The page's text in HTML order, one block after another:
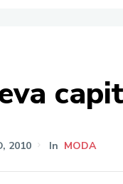
2010 In MODA